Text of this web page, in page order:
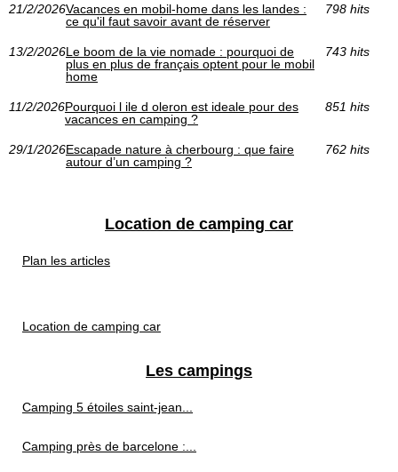
21/2/2026Vacances en mobil-home dans les landes :
ce qu'il faut savoir avant de réserver
798 hits
13/2/2026Le boom de la vie nomade : pourquoi de
plus en plus de français optent pour le mobil
home
743 hits
11/2/2026Pourquoi l ile d oleron est ideale pour des
vacances en camping ?
851 hits
29/1/2026Escapade nature à cherbourg : que faire
autour d’un camping ?
762 hits
Location de camping car
Plan les articles
Location de camping car
Les campings
Camping 5 étoiles saint-jean...
Camping près de barcelone :...